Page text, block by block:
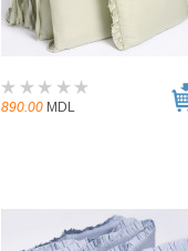
890.00 MDL